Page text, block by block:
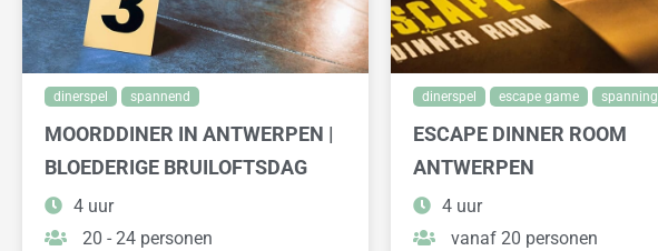
dinerspel spannend
MOORDDINER IN ANTWERPEN |
BLOEDERIGE BRUILOFTSDAG
4 uur
20 - 24 personen
dinerspel escape game spanning
ESCAPE DINNER ROOM
ANTWERPEN
4 uur
vanaf 20 personen